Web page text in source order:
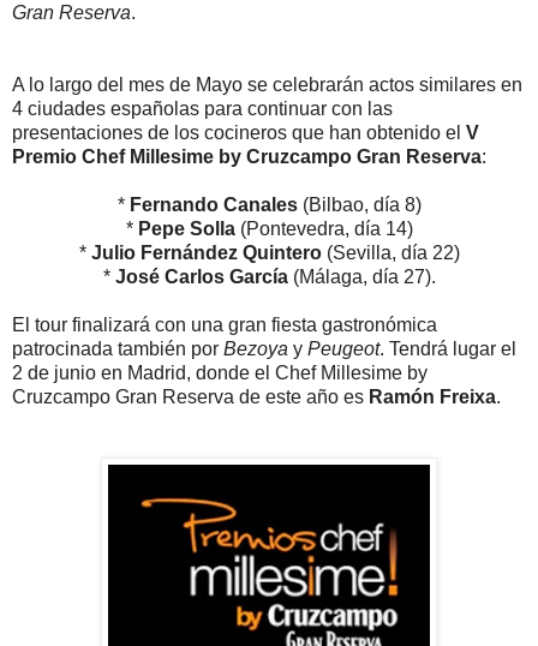
Gran Reserva.
A lo largo del mes de Mayo se celebrarán actos similares en
4 ciudades españolas para continuar con las
presentaciones de los cocineros que han obtenido el V
Premio Chef Millesime by Cruzcampo Gran Reserva:
* Fernando Canales(Bilbao, día 8)
* Pepe Solla(Pontevedra, día 14)
* Julio Fernández Quintero(Sevilla, día 22)
* José Carlos García(Málaga, día 27).
El tour finalizará con una gran fiesta gastronómica
patrocinada también por Bezoya y Peugeot. Tendrá lugar el
2 de junio en Madrid, donde el Chef Millesime by
Cruzcampo Gran Reserva de este año es Ramón Freixa.